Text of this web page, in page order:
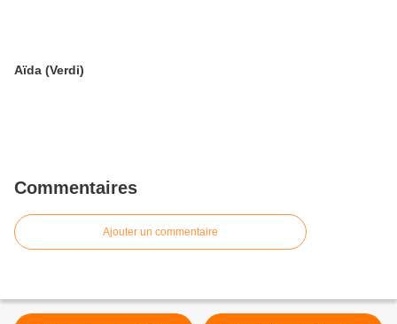
Aïda (Verdi)
Commentaires
Ajouter un commentaire